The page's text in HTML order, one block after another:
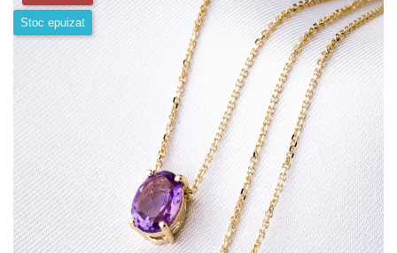
Stoc epuizat